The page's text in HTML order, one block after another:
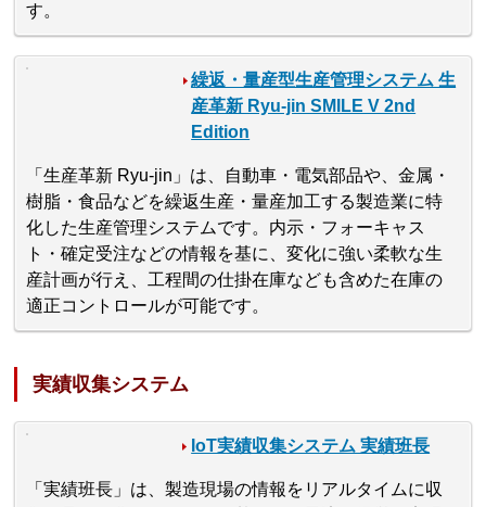
す。
繰返・量産型生産管理システム 生
産革新 Ryu-jin SMILE V 2nd
Edition
「生産革新 Ryu-jin」は、自動車・電気部品や、金属・
樹脂・食品などを繰返生産・量産加工する製造業に特
化した生産管理システムです。内示・フォーキャス
ト・確定受注などの情報を基に、変化に強い柔軟な生
産計画が行え、工程間の仕掛在庫なども含めた在庫の
適正コントロールが可能です。
実績収集システム
IoT実績収集システム 実績班長
「実績班長」は、製造現場の情報をリアルタイムに収